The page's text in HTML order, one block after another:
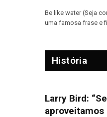
Be like water (Seja
uma famosa frase e
História
Larry Bird:
aproveitamos